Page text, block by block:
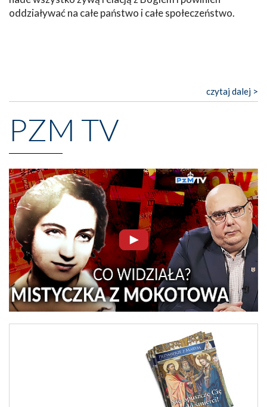
oddziaływać na całe państwo i całe społeczeństwo.
czytaj dalej >
PZM TV